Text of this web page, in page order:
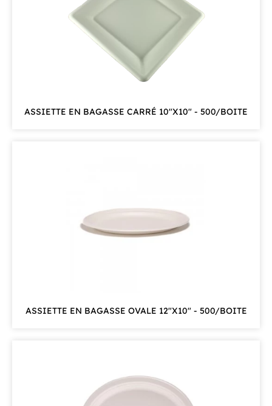
ASSIETTE EN BAGASSE CARRÉ 10"X10" - 500/BOITE
ASSIETTE EN BAGASSE OVALE 12"X10" - 500/BOITE